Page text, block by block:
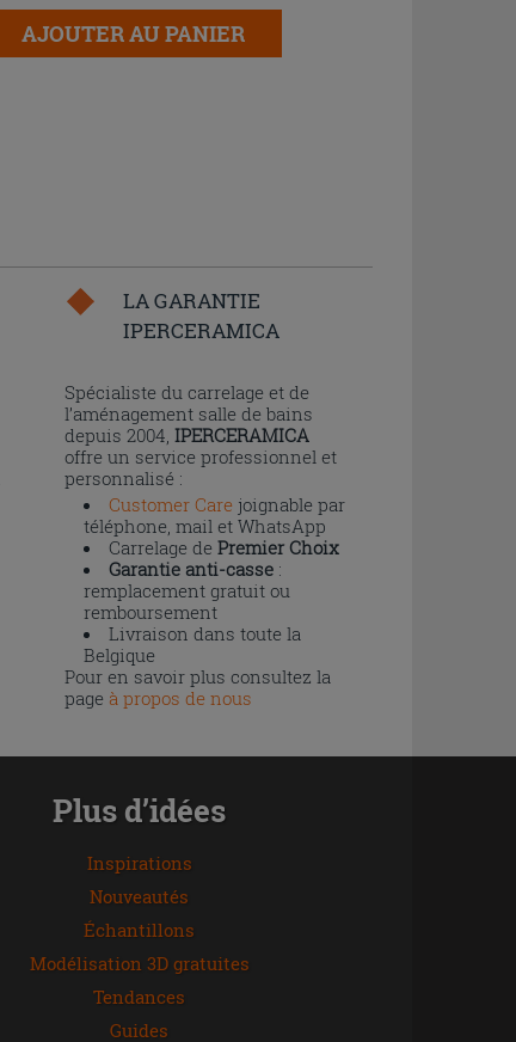
AJOUTER AU PANIER
LA GARANTIE
IPERCERAMICA
Spécialiste du carrelage et de
l’aménagement salle de bains
depuis 2004, IPERCERAMICA
offre un service professionnel et
personnalisé :
Customer Carejoignable par
téléphone, mail et WhatsApp
Carrelage de Premier Choix
Garantie anti-casse:
remplacement gratuit ou
remboursement
Livraison dans toute la
Belgique
Pour en savoir plus consultez la
page à propos de nous
Plus d’idées
Inspirations
Nouveautés
Échantillons
Modélisation 3D gratuites
Tendances
Guides